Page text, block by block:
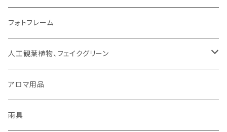
お茶碗
キッチンクロス/ランチョンマット
その他
アロマ用品
ファッション
手袋
花瓶 / フラワーベース
ネックレス
SMELLS LIKE SPELLS
linoo（リノオ）
Sheep by the Sea(シープバイザシー)
シマムラヒカリ
ピアス
ブランケット
手袋
マスク
靴下
母の日
結婚祝い
お誕生日
扇風機
文具
貯金箱
ティッシュケース
フォトフレーム
人工観葉植物、フェイクグリーン
CT触媒グリーンシリーズ
アロマ用品
雨具